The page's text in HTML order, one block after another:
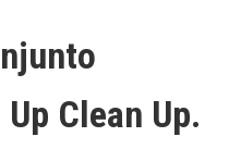
Clean Up.